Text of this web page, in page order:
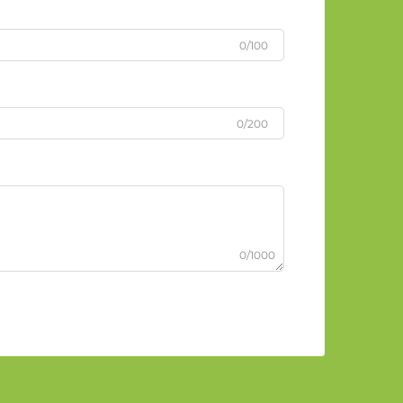
0/100
0/200
0/1000